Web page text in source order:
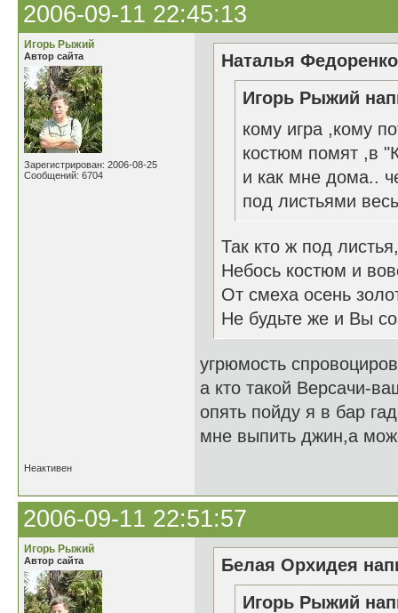
2006-09-11 22:45:13
Игорь Рыжий
Автор сайта
Зарегистрирован: 2006-08-25
Сообщений: 6704
Наталья
Игорь Рыжий
кому игра ,кому
костюм помят ,в
и как мне дома..
под листьями
Так кто ж под
Небось костюм и
От смеха осень
Не будьте же и Вы
угрюмость
а кто такой Версачи-
опять пойду я в бар
мне выпить джин,а
Неактивен
2006-09-11 22:51:57
Игорь Рыжий
Автор сайта
Белая Орхидея
Игорь Рыжий